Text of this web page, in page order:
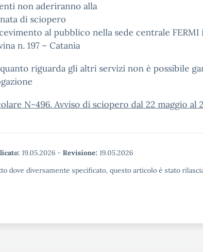
non aderiranno alla
di sciopero
al pubblico nella sede centrale FERMI
n. 197 – Catania
riguarda gli altri servizi non è possibile
N-496. Avviso di sciopero dal 22 maggio al
19.05.2026 - Revisione: 19.05.2026
dove diversamente specificato, questo articolo è stato